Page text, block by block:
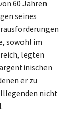
60 Jahren
seines
sowohl im
legten
er zu
nicht